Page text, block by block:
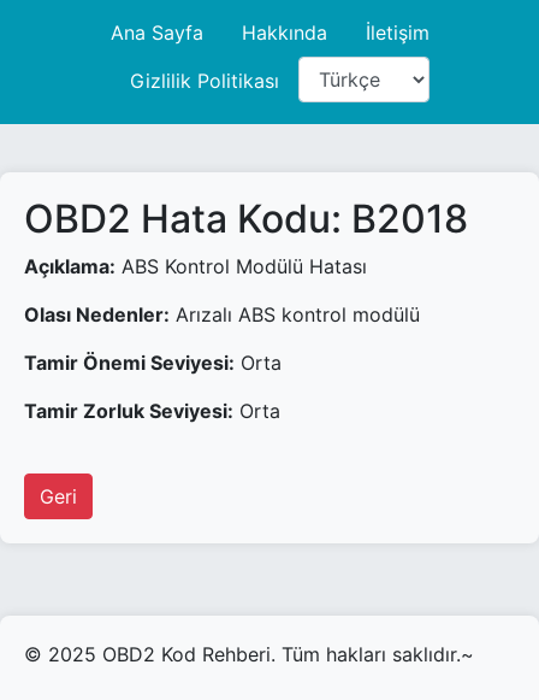
Ana Sayfa Hakkında
İletişim
Gizlilik Politikası
OBD2 Hata Kodu: B2018
Açıklama: ABS Kontrol Modülü Hatası
Olası Nedenler: Arızalı ABS kontrol modülü
Tamir Önemi Seviyesi: Orta
Tamir Zorluk Seviyesi: Orta
Geri
© 2025 OBD2 Kod Rehberi. Tüm hakları saklıdır.~